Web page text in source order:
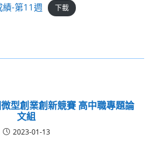
績-第11週 下載
型創業創新競賽 高中職專題論
文組
2023-01-13